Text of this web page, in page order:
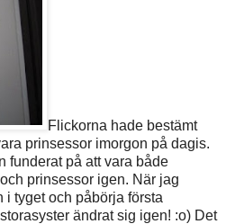
Flickorna hade bestämt
prinsessor imorgon på dagis.
funderat på att vara både
prinsessor igen. När jag
tyget och påbörja första
ändrat sig igen! :o) Det